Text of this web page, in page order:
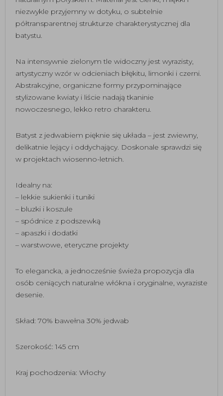
niezwykle przyjemny w dotyku, o subtelnie
półtransparentnej strukturze charakterystycznej dla
batystu.
Na intensywnie zielonym tle widoczny jest wyrazisty,
artystyczny wzór w odcieniach błękitu, limonki i czerni.
Abstrakcyjne, organiczne formy przypominające
stylizowane kwiaty i liście nadają tkaninie
nowoczesnego, lekko retro charakteru.
Batyst z jedwabiem pięknie się układa – jest zwiewny,
delikatnie lejący i oddychający. Doskonale sprawdzi się
w projektach wiosenno-letnich.
Idealny na:
– lekkie sukienki i tuniki
– bluzki i koszule
– spódnice z podszewką
– apaszki i dodatki
– warstwowe, eteryczne projekty
To elegancka, a jednocześnie świeża propozycja dla
osób ceniących naturalne włókna i oryginalne, wyraziste
desenie.
Skład: 70% bawełna 30% jedwab
Szerokość: 145 cm
Kraj pochodzenia: Włochy